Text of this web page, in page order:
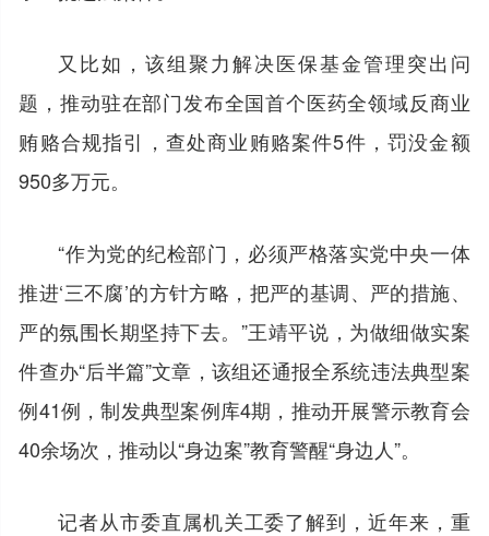
又比如，该组聚力解决医保基金管理突出问
题，推动驻在部门发布全国首个医药全领域反商业
贿赂合规指引，查处商业贿赂案件5件，罚没金额
950多万元。
“作为党的纪检部门，必须严格落实党中央一体
推进‘三不腐’的方针方略，把严的基调、严的措施、
严的氛围长期坚持下去。”王靖平说，为做细做实案
件查办“后半篇”文章，该组还通报全系统违法典型案
例41例，制发典型案例库4期，推动开展警示教育会
40余场次，推动以“身边案”教育警醒“身边人”。
记者从市委直属机关工委了解到，近年来，重